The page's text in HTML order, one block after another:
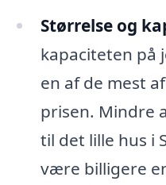
Størrelse og
kapaciteten
en af de mest
prisen. Mindre
til det lille hus i
være billigere